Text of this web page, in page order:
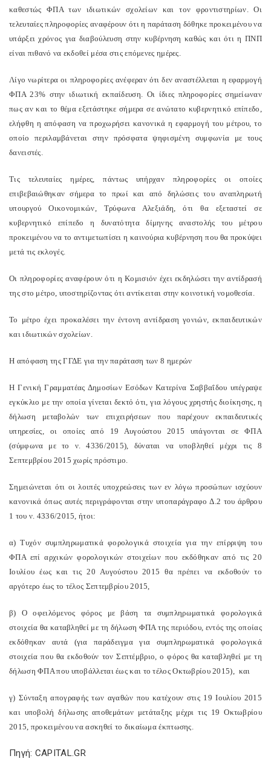
καθεστώς ΦΠΑ των ιδιωτικών σχολείων και τον φροντιστηρίων. Οι
τελευταίες πληροφορίες αναφέρουν ότι η παράταση δόθηκε προκειμένου να
υπάρξει χρόνος για διαβούλευση στην κυβέρνηση καθώς και ότι η ΠΝΠ
είναι πιθανό να εκδοθεί μέσα στις επόμενες ημέρες.
Λίγο νωρίτερα οι πληροφορίες ανέφεραν ότι δεν αναστέλλεται η εφαρμογή
ΦΠΑ 23% στην ιδιωτική εκπαίδευση. Οι ίδιες πληροφορίες σημείωναν
πως αν και το θέμα εξετάστηκε σήμερα σε ανώτατο κυβερνητικό επίπεδο,
ελήφθη η απόφαση να προχωρήσει κανονικά η εφαρμογή του μέτρου, το
οποίο περιλαμβάνεται στην πρόσφατα ψηφισμένη συμφωνία με τους
δανειστές.
Τις τελευταίες ημέρες, πάντως υπήρχαν πληροφορίες οι οποίες
επιβεβαιώθηκαν σήμερα το πρωί και από δηλώσεις του αναπληρωτή
υπουργού Οικονομικών, Τρύφωνα Αλεξιάδη, ότι θα εξεταστεί σε
κυβερνητικό επίπεδο η δυνατότητα δίμηνης αναστολής του μέτρου
προκειμένου να το αντιμετωπίσει η καινούρια κυβέρνηση που θα προκύψει
μετά τις εκλογές.
Οι πληροφορίες αναφέρουν ότι η Κομισιόν έχει εκδηλώσει την αντίδρασή
της στο μέτρο, υποστηρίζοντας ότι αντίκειται στην κοινοτική νομοθεσία.
Το μέτρο έχει προκαλέσει την έντονη αντίδραση γονιών, εκπαιδευτικών
και ιδιωτικών σχολείων.
Η απόφαση της ΓΓΔΕ για την παράταση των 8 ημερών
Η Γενική Γραμματέας Δημοσίων Εσόδων Κατερίνα Σαββαΐδου υπέγραψε
εγκύκλιο με την οποία γίνεται δεκτό ότι, για λόγους χρηστής διοίκησης, η
δήλωση μεταβολών των επιχειρήσεων που παρέχουν εκπαιδευτικές
υπηρεσίες, οι οποίες από 19 Αυγούστου 2015 υπάγονται σε ΦΠΑ
(σύμφωνα με το ν. 4336/2015), δύναται να υποβληθεί μέχρι τις 8
Σεπτεμβρίου 2015 χωρίς πρόστιμο.
Σημειώνεται ότι οι λοιπές υποχρεώσεις των εν λόγω προσώπων ισχύουν
κανονικά όπως αυτές περιγράφονται στην υποπαράγραφο Δ.2 του άρθρου
1 του ν. 4336/2015, ήτοι:
α) Τυχόν συμπληρωματικά φορολογικά στοιχεία για την επίρριψη του
ΦΠΑ επί αρχικών φορολογικών στοιχείων που εκδόθηκαν από τις 20
Ιουλίου έως και τις 20 Αυγούστου 2015 θα πρέπει να εκδοθούν το
αργότερο έως το τέλος Σεπτεμβρίου 2015,
β) Ο οφειλόμενος φόρος με βάση τα συμπληρωματικά φορολογικά
στοιχεία θα καταβληθεί με τη δήλωση ΦΠΑ της περιόδου, εντός της οποίας
εκδόθηκαν αυτά (για παράδειγμα για συμπληρωματικά φορολογικά
στοιχεία που θα εκδοθούν τον Σεπτέμβριο, ο φόρος θα καταβληθεί με τη
δήλωση ΦΠΑ που υποβάλλεται έως και το τέλος Οκτωβρίου 2015), και
γ) Σύνταξη απογραφής των αγαθών που κατέχουν στις 19 Ιουλίου 2015
και υποβολή δήλωσης αποθεμάτων μετάταξης μέχρι τις 19 Οκτωβρίου
2015, προκειμένου να ασκηθεί το δικαίωμα έκπτωσης.
Πηγή: CAPITAL.GR